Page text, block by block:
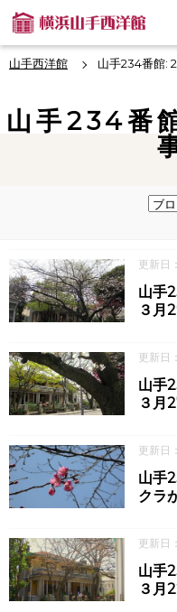
山手西洋館 山手234番館:
山手234番
更新日
山手
３月
更新日
山手
３月
更新日
山手
クラ
更新日
山手
３月